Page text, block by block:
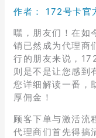
作者： 172号卡官
嘿，朋友们！在如
销已然成为代理商
行的朋友来说，
则是不是让您感到
您详细解读一番，
厚佣金！
顾客下单与激活流
代理商们首先得搞